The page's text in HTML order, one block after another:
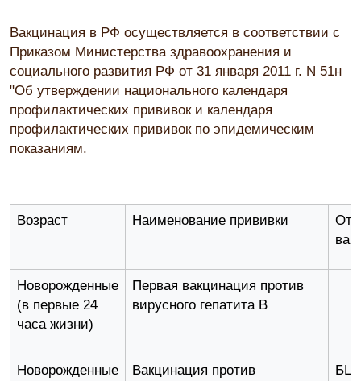
Вакцинация в РФ осуществляется в соответствии с
Приказом Министерства здравоохранения и
социального развития РФ от 31 января 2011 г. N 51н
"Об утверждении национального календаря
профилактических прививок и календаря
профилактических прививок по эпидемическим
показаниям.
Возраст Наименование прививки
Новорожденные
(в первые 24
часа жизни)
Первая вакцинация против
вирусного гепатита В
Новорожденные
Вакцинация против